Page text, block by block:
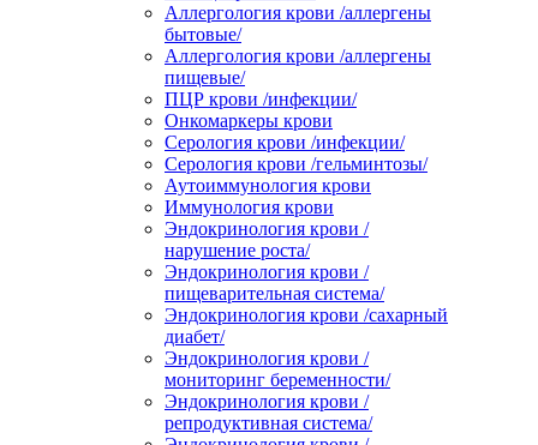
Аллергология крови /аллергены
бытовые/
Аллергология крови /аллергены
пищевые/
ПЦР крови /инфекции/
Онкомаркеры крови
Серология крови /инфекции/
Серология крови /гельминтозы/
Аутоиммунология крови
Иммунология крови
Эндокринология крови /
нарушение роста/
Эндокринология крови /
пищеварительная система/
Эндокринология крови /сахарный
диабет/
Эндокринология крови /
мониторинг беременности/
Эндокринология крови /
репродуктивная система/